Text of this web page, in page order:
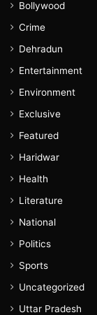
Bollywood
Crime
Dehradun
Entertainment
Environment
Exclusive
Featured
Haridwar
Health
Literature
National
Politics
Sports
Uncategorized
Uttar Pradesh